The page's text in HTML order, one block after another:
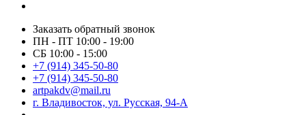
Заказать обратный звонок
ПН - ПТ 10:00 - 19:00
СБ 10:00 - 15:00
+7 (914) 345-50-80
+7 (914) 345-50-80
artpakdv@mail.ru
г. Владивосток, ул. Русская, 94-А